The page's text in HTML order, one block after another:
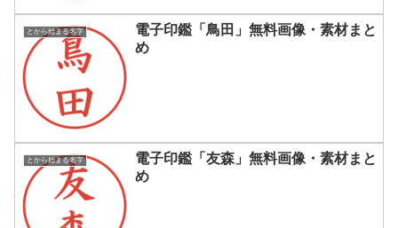
とから始まる名字
電子印鑑「鳥田」無料画像・素材まと
め
とから始まる名字
電子印鑑「友森」無料画像・素材まと
め